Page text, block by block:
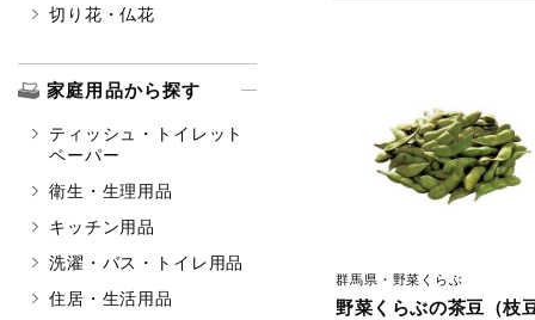
切り花・仏花
家庭用品から探す
ティッシュ・トイレット
ペーパー
衛生・生理用品
キッチン用品
洗濯・バス・トイレ用品
住居・生活用品
群馬県・野菜くらぶ
野菜くらぶの茶豆（枝